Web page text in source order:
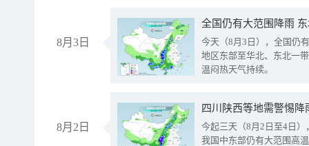
8月3日
全国仍有大范围降雨
今天（8月3日），全国仍
地区东部至华北、东北一
温闷热天气持续。
8月2日
今起三天（8月2日至4日
我国中东部仍有大范围高